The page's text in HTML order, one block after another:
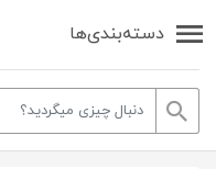
دسته‌بندی‌ها